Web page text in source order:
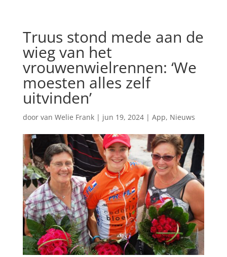
Truus stond mede aan de
wieg van het
vrouwenwielrennen: ‘We
moesten alles zelf
uitvinden’
door van Welie Frank| jun 19, 2024| App, Nieuws